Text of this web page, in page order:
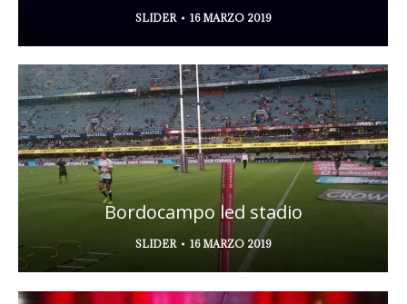
SLIDER 16 MARZO 2019
Bordocampo led stadio
SLIDER 16 MARZO 2019